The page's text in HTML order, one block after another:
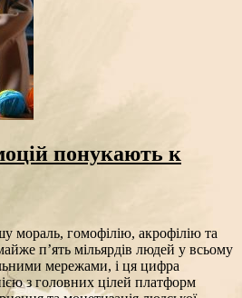
понукають к
мораль, гомофілію, акрофілію та
п’ять мільярдів людей у ​​всьому
мережами, і ця цифра
з головних цілей платформ